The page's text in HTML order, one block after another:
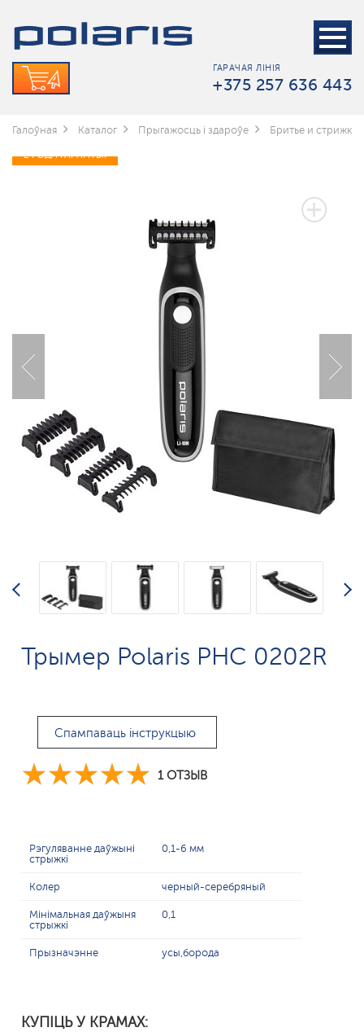
ГАРАЧАЯ ЛІНІЯ
+375 257 636 443
Галоўная Каталог Прыгажосць і здароўе Бритье и стрижка
2 ГОДА ГАРАНТЫІ
Трымер Polaris PHC 0202R
Спампаваць інструкцыю
1 ОТЗЫВ
Рэгуляванне даўжыні
стрыжкі
0,1-6 мм
Колер черный-серебряный
Мінімальная даўжыня
стрыжкі
0,1
Прызначэнне усы,борода
КУПІЦЬ У КРАМАХ: